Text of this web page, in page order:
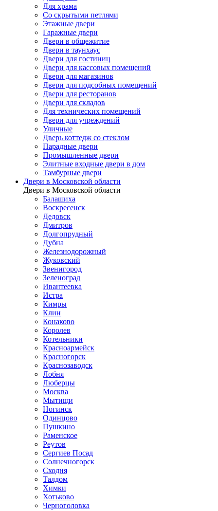
Для храма
Со скрытыми петлями
Этажные двери
Гаражные двери
Двери в общежитие
Двери в таунхаус
Двери для гостиниц
Двери для кассовых помещений
Двери для магазинов
Двери для подсобных помещений
Двери для ресторанов
Двери для складов
Для технических помещений
Двери для учреждений
Уличные
Дверь коттедж со стеклом
Парадные двери
Промышленные двери
Элитные входные двери в дом
Тамбурные двери
Двери в Московской области
Двери в Московской области
Балашиха
Воскресенск
Дедовск
Дмитров
Долгопрудный
Дубна
Железнодорожный
Жуковский
Звенигород
Зеленоград
Ивантеевка
Истра
Кимры
Клин
Конаково
Королев
Котельники
Красноармейск
Красногорск
Краснозаводск
Лобня
Люберцы
Москва
Мытищи
Ногинск
Одинцово
Пушкино
Раменское
Реутов
Сергиев Посад
Солнечногорск
Сходня
Талдом
Химки
Хотьково
Черноголовка